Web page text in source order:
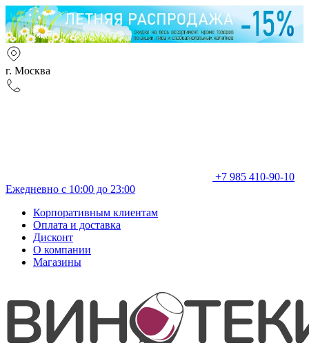
г. Москва
+7 985 410-90-10
Ежедневно с 10:00 до 23:00
Корпоративным клиентам
Оплата и доставка
Дисконт
О компании
Магазины